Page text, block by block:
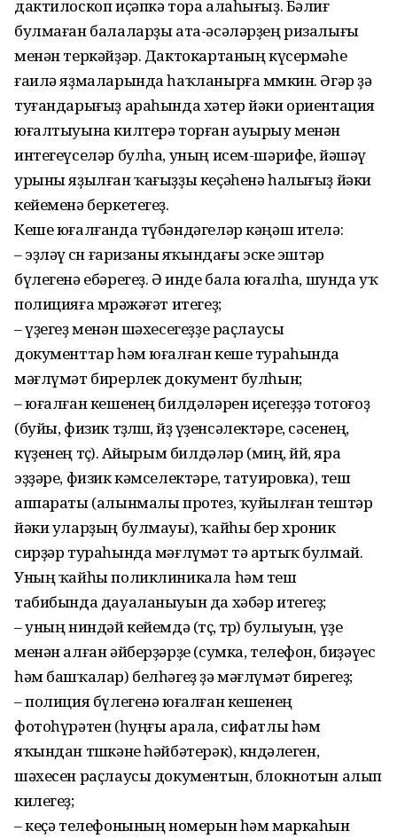
дактилоскоп иҫәпкә тора алаһығыҙ. Бәлиғ
булмаған балаларҙы ата-әсәләрҙең ризалығы
менән теркәйҙәр. Дактокартаның күсермәһе
ғаилә яҙмаларында һаҡланырға мөмкин. Әгәр ҙә
туғандарығыҙ араһында хәтер йәки ориентация
юғалтыуына килтерә торған ауырыу менән
интегеүселәр булһа, уның исем-шәрифе, йәшәү
урыны яҙылған ҡағыҙҙы кеҫәһенә һалығыҙ йәки
кейеменә беркетегеҙ.
Кеше юғалғанда түбәндәгеләр кәңәш ителә:
– эҙләү өсөн ғаризаны яҡындағы эске эштәр
бүлегенә ебәрегеҙ. Ә инде бала юғалһа, шунда уҡ
полицияға мөрәжәғәт итегеҙ;
– үҙегеҙ менән шәхесегеҙҙе раҫлаусы
документтар һәм юғалған кеше тураһында
мәғлүмәт бирерлек документ булһын;
– юғалған кешенең билдәләрен иҫегеҙҙә тотоғоҙ
(буйы, физик төҙөлөшө, йөҙ үҙенсәлектәре, сәсенең,
күҙенең төҫө). Айырым билдәләр (миң, йөй, яра
эҙҙәре, физик кәмселектәре, татуировка), теш
аппараты (алынмалы протез, ҡуйылған тештәр
йәки уларҙың булмауы), ҡайһы бер хроник
сирҙәр тураһында мәғлүмәт тә артыҡ булмай.
Уның ҡайһы поликлиникала һәм теш
табибында дауаланыуын да хәбәр итегеҙ;
– уның ниндәй кейемдә (төҫө, төрө) булыуын, үҙе
менән алған әйберҙәрҙе (сумка, телефон, биҙәүес
һәм башҡалар) белһәгеҙ ҙә мәғлүмәт бирегеҙ;
– полиция бүлегенә юғалған кешенең
фотоһүрәтен (һуңғы арала, сифатлы һәм
яҡындан төшкәне һәйбәтерәк), көндәлеген,
шәхесен раҫлаусы документын, блокнотын алып
килегеҙ;
– кеҫә телефонының номерын һәм маркаһын